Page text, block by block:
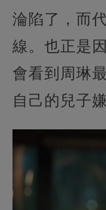
淪陷了，而
線。也正是
會看到周琳
自己的兒子